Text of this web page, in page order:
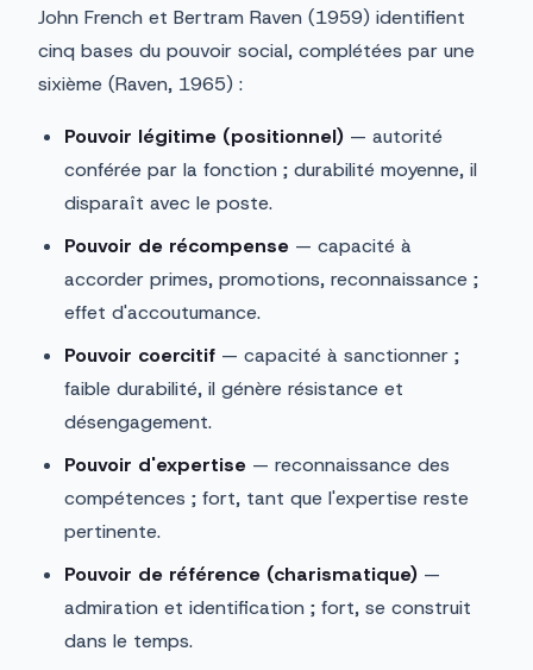
John French et Bertram Raven (1959) identifient
cinq bases du pouvoir social, complétées par une
sixième (Raven, 1965) :
Pouvoir légitime (positionnel) — autorité
conférée par la fonction ; durabilité moyenne, il
disparaît avec le poste.
Pouvoir de récompense — capacité à
accorder primes, promotions, reconnaissance ;
effet d'accoutumance.
Pouvoir coercitif — capacité à sanctionner ;
faible durabilité, il génère résistance et
désengagement.
Pouvoir d'expertise — reconnaissance des
compétences ; fort, tant que l'expertise reste
pertinente.
Pouvoir de référence (charismatique) —
admiration et identification ; fort, se construit
dans le temps.